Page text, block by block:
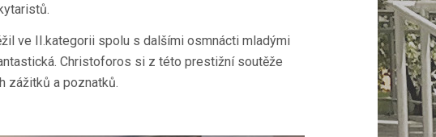
ve II.kategorii spolu s dalšími osmnácti mladými
Christoforos si z této prestižní soutěže
zážitků a poznatků.